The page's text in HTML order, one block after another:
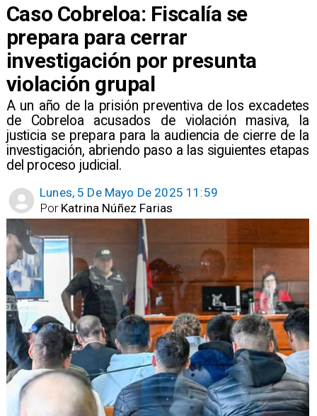
Caso Cobreloa: Fiscalía se
prepara para cerrar
investigación por presunta
violación grupal
​A un año de la prisión preventiva de los excadetes
de Cobreloa acusados de violación masiva, la
justicia se prepara para la audiencia de cierre de la
investigación, abriendo paso a las siguientes etapas
del proceso judicial.
Lunes, 5 De Mayo De 2025 11:59
Katrina Núñez Farias
Por